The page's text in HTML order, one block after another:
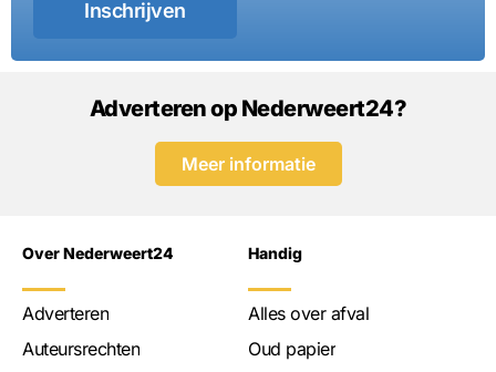
Inschrijven
Adverteren op Nederweert24?
Meer informatie
Over Nederweert24
Adverteren
Auteursrechten
Handig
Alles over afval
Oud papier